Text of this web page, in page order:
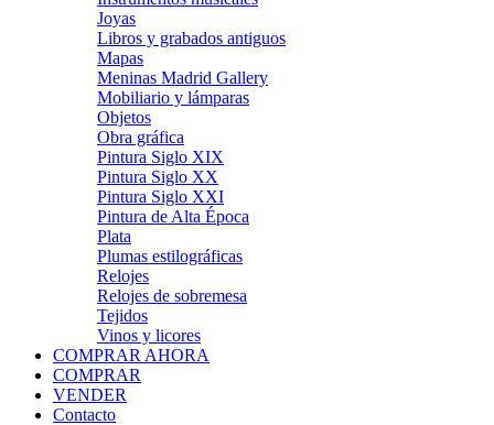
Joyas
Libros y grabados antiguos
Mapas
Meninas Madrid Gallery
Mobiliario y lámparas
Objetos
Obra gráfica
Pintura Siglo XIX
Pintura Siglo XX
Pintura Siglo XXI
Pintura de Alta Época
Plata
Plumas estilográficas
Relojes
Relojes de sobremesa
Tejidos
Vinos y licores
COMPRAR AHORA
COMPRAR
VENDER
Contacto